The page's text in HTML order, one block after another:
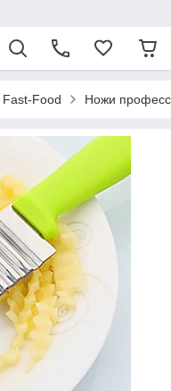
Food Ножи